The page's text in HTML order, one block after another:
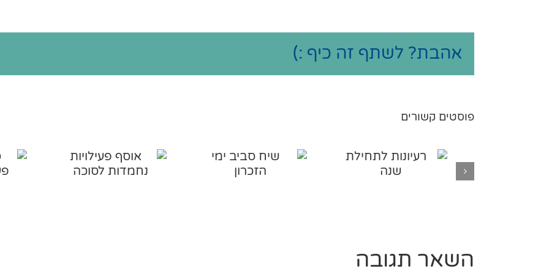
אהבת? לשתף זה כיף :)
פוסטים קשורים
שיח סביב ימי
השאר תגובה